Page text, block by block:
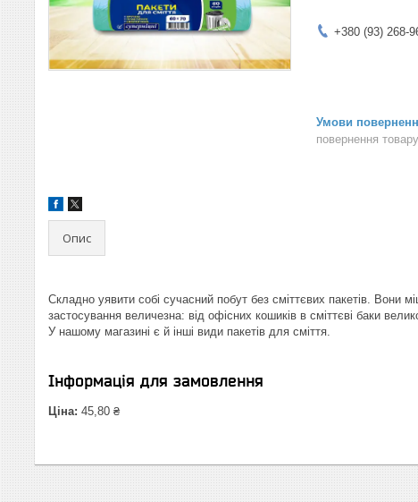
+380 (93) 268-
повернення
Опис
Складно уявити собі сучасний побут без сміттєвих пакетів. Вони
застосування величезна: від офісних кошиків в сміттєві баки
У нашому магазині є й інші види пакетів для сміття.
Інформація для замовлення
Ціна: 45,80 ₴